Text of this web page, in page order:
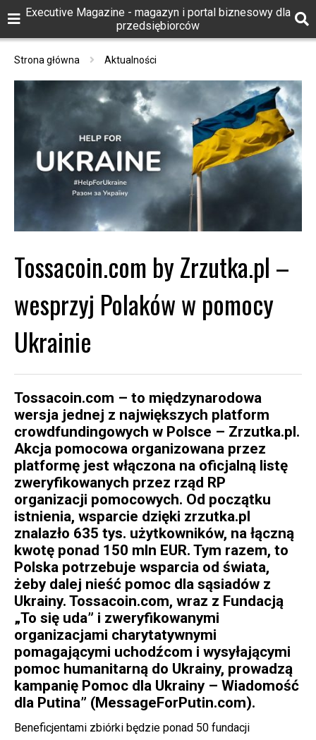
Executive Magazine - magazyn i portal biznesowy dla
przedsiębiorców
Strona główna Aktualności
Tossacoin.com by Zrzutka.pl –
wesprzyj Polaków w pomocy
Ukrainie
Tossacoin.com – to międzynarodowa
wersja jednej z największych platform
crowdfundingowych w Polsce – Zrzutka.pl.
Akcja pomocowa organizowana przez
platformę jest włączona na oficjalną listę
zweryfikowanych przez rząd RP
organizacji pomocowych. Od początku
istnienia, wsparcie dzięki zrzutka.pl
znalazło 635 tys. użytkowników, na łączną
kwotę ponad 150 mln EUR. Tym razem, to
Polska potrzebuje wsparcia od świata,
żeby dalej nieść pomoc dla sąsiadów z
Ukrainy. Tossacoin.com, wraz z Fundacją
„To się uda” i zweryfikowanymi
organizacjami charytatywnymi
pomagającymi uchodźcom i wysyłającymi
pomoc humanitarną do Ukrainy, prowadzą
kampanię Pomoc dla Ukrainy – Wiadomość
dla Putina” (MessageForPutin.com).
Beneficjentami zbiórki będzie ponad 50 fundacji